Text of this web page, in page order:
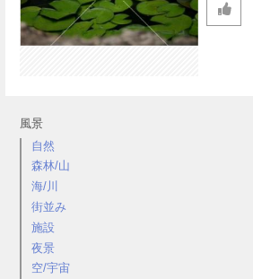
風景
自然
森林/山
海/川
街並み
施設
夜景
空/宇宙